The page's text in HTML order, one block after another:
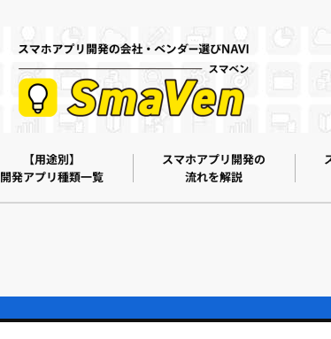
【用途別】
開発アプリ種類一覧
スマホアプリ開発の
流れを解説